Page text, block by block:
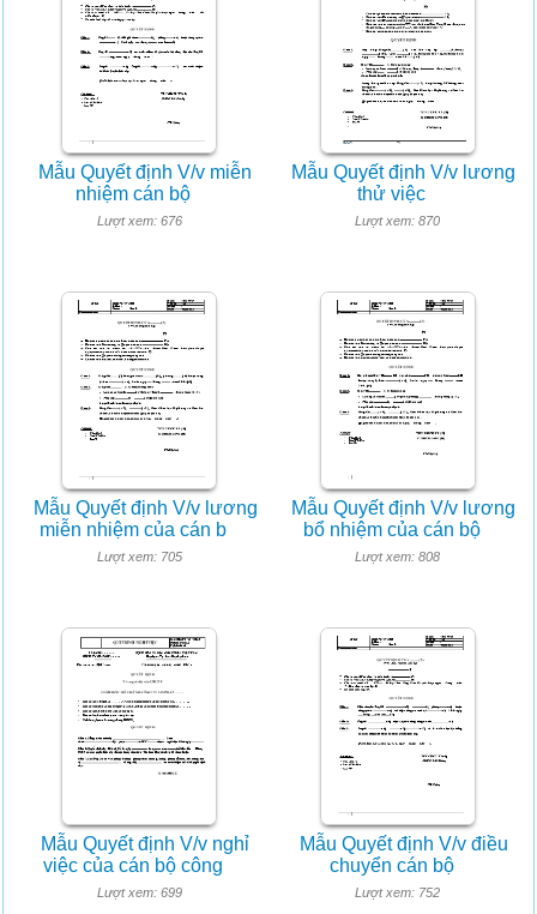
Mẫu Quyết định V/v miễn
nhiệm cán bộ
Lượt xem: 676
Mẫu Quyết định V/v lương
thử việc
Lượt xem: 870
Mẫu Quyết định V/v lương
miễn nhiệm của cán b
Lượt xem: 705
Mẫu Quyết định V/v lương
bổ nhiệm của cán bộ
Lượt xem: 808
Mẫu Quyết định V/v nghỉ
việc của cán bộ công
Lượt xem: 699
Mẫu Quyết định V/v điều
chuyển cán bộ
Lượt xem: 752